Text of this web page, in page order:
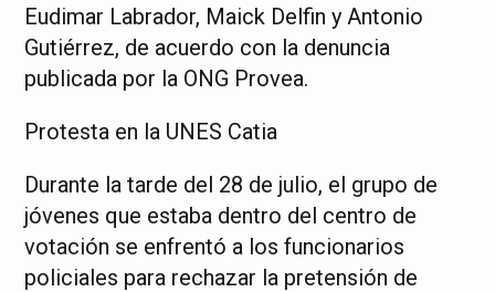
Eudimar Labrador, Maick Delfin y Antonio
Gutiérrez, de acuerdo con la denuncia
publicada por la ONG Provea.
Protesta en la UNES Catia
Durante la tarde del 28 de julio, el grupo de
jóvenes que estaba dentro del centro de
votación se enfrentó a los funcionarios
policiales para rechazar la pretensión de